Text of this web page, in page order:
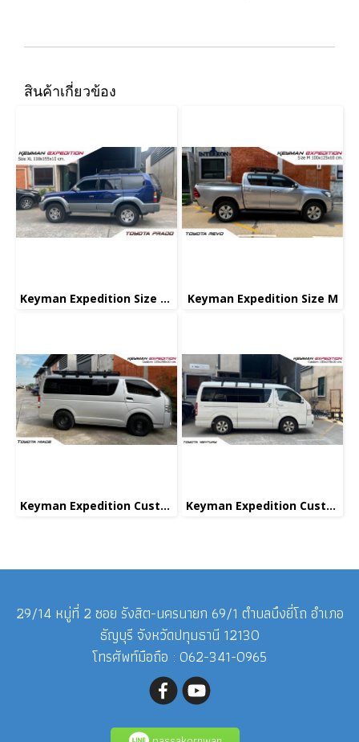
สินค้าเกี่ยวข้อง
Keyman Expedition Size XL Keyman Expedition Size M
Keyman Expedition Custom Keyman Expedition Custom
29/14 หมู่ที่ 2 ซอย รังสิต-นครนายก 69/1 ตำบลบึงยี่โถ อำเภอ
ธัญบุรี จังหวัดปทุมธานี 12130
โทรศัพท์มือถือ : 062-341-0965